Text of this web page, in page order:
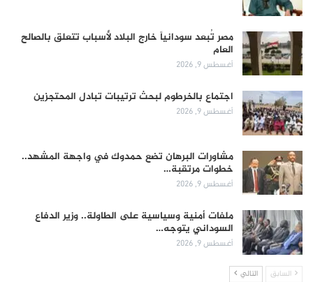
مصر تُبعد سودانياً خارج البلاد لأسباب تتعلق بالصالح
العام
أغسطس 9, 2026
اجتماع بالخرطوم لبحث ترتيبات تبادل المحتجزين
أغسطس 9, 2026
مشاورات البرهان تضع حمدوك في واجهة المشهد..
خطوات مرتقبة…
أغسطس 9, 2026
ملفات أمنية وسياسية على الطاولة.. وزير الدفاع
السوداني يتوجه…
أغسطس 9, 2026
السابق التالي